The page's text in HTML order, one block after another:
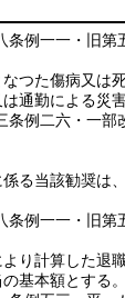
条例一一・旧
つた傷病又は
通勤による災
条例二六・一
る当該勧奨は
条例一一・旧第
より計算した退
基本額とする。